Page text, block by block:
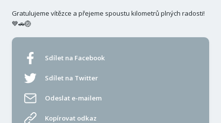
Gratulujeme vítězce a přejeme spoustu kilometrů plných radosti!
💙🚗🏐
Sdílet na Facebook
Sdílet na Twitter
Odeslat e-mailem
Kopírovat odkaz